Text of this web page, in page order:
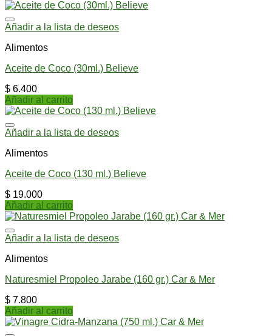
Añadir a la lista de deseos
Alimentos
Aceite de Coco (30ml.) Believe
$ 6.400
Añadir al carrito
Añadir a la lista de deseos
Alimentos
Aceite de Coco (130 ml.) Believe
$ 19.000
Añadir al carrito
Añadir a la lista de deseos
Alimentos
Naturesmiel Propoleo Jarabe (160 gr.) Car & Mer
$ 7.800
Añadir al carrito